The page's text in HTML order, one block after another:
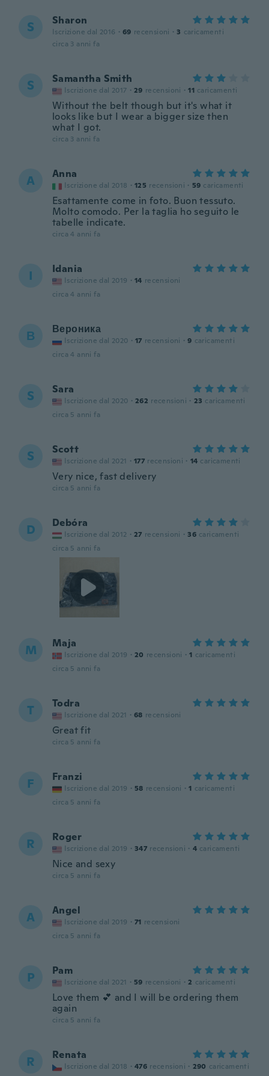
S Sharon
Iscrizione dal 2016 · 69 recensioni · 3 caricamenti
circa 3 anni fa
S Samantha Smith
Iscrizione dal 2017 · 29 recensioni · 11 caricamenti
Without the belt though but it's what it
looks like but I wear a bigger size then
what I got.
circa 3 anni fa
A Anna
Iscrizione dal 2018 · 125 recensioni · 59 caricamenti
Esattamente come in foto. Buon tessuto.
Molto comodo. Per la taglia ho seguito le
tabelle indicate.
circa 4 anni fa
I Idania
Iscrizione dal 2019 · 14 recensioni
circa 4 anni fa
В Вероника
Iscrizione dal 2020 · 17 recensioni · 9 caricamenti
circa 4 anni fa
S Sara
Iscrizione dal 2020 · 262 recensioni · 23 caricamenti
circa 5 anni fa
S Scott
Iscrizione dal 2021 · 177 recensioni · 14 caricamenti
Very nice, fast delivery
circa 5 anni fa
D Debóra
Iscrizione dal 2012 · 27 recensioni · 36 caricamenti
circa 5 anni fa
M Maja
Iscrizione dal 2019 · 20 recensioni · 1 caricamenti
circa 5 anni fa
T Todra
Iscrizione dal 2021 · 68 recensioni
Great fit
circa 5 anni fa
F Franzi
Iscrizione dal 2019 · 58 recensioni · 1 caricamenti
circa 5 anni fa
R Roger
Iscrizione dal 2019 · 347 recensioni · 4 caricamenti
Nice and sexy
circa 5 anni fa
A Angel
Iscrizione dal 2019 · 71 recensioni
circa 5 anni fa
P Pam
Iscrizione dal 2021 · 59 recensioni · 2 caricamenti
Love them 💕 and I will be ordering them
again
circa 5 anni fa
R Renata
Iscrizione dal 2018 · 476 recensioni · 290 caricamenti